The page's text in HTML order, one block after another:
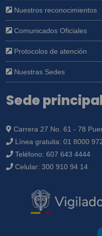
Nuestros reconocimientos
Comunicados Oficiales
Protocolos de atención
Nuestras Sedes
Sede principal
Carrera 27 No. 61 - 78
Línea gratuita: 01 8000
Teléfono: 607 643 4444
Celular: 300 910 94 14